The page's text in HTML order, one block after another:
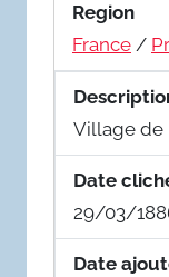
Region
France /
Village de
Date
29/03/
Date